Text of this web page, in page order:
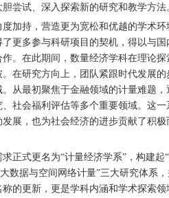
尝试、深入探索新的研究和教学方法
加持，营造更为宽松和优越的学术环
更多参与科研项目的契机，得以与国
。在此期间，数量经济学科在理论探
在研究方向上，团队紧跟时代发展的
从最初聚焦于金融领域的计量难题，
社会福利评估等多个重要领域。这一
展，也为社会经济的进步贡献了积极
正式更名为“计量经济学系”，构建起
数据与空间网络计量”三大研究体系
的更新，更是学科内涵和学术探索领